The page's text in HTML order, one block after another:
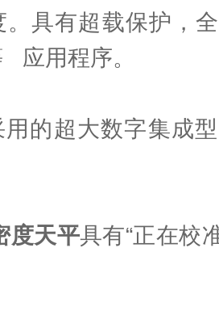
。具有超载保护，
应用程序。
超大数字集成型
度天平具有“正在校